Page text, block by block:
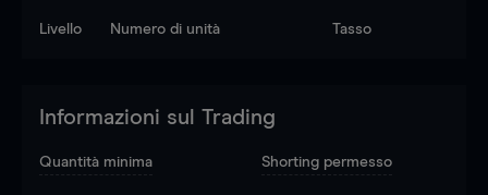
Livello Numero di unità Tasso
Informazioni sul Trading
Quantità minima Shorting permesso